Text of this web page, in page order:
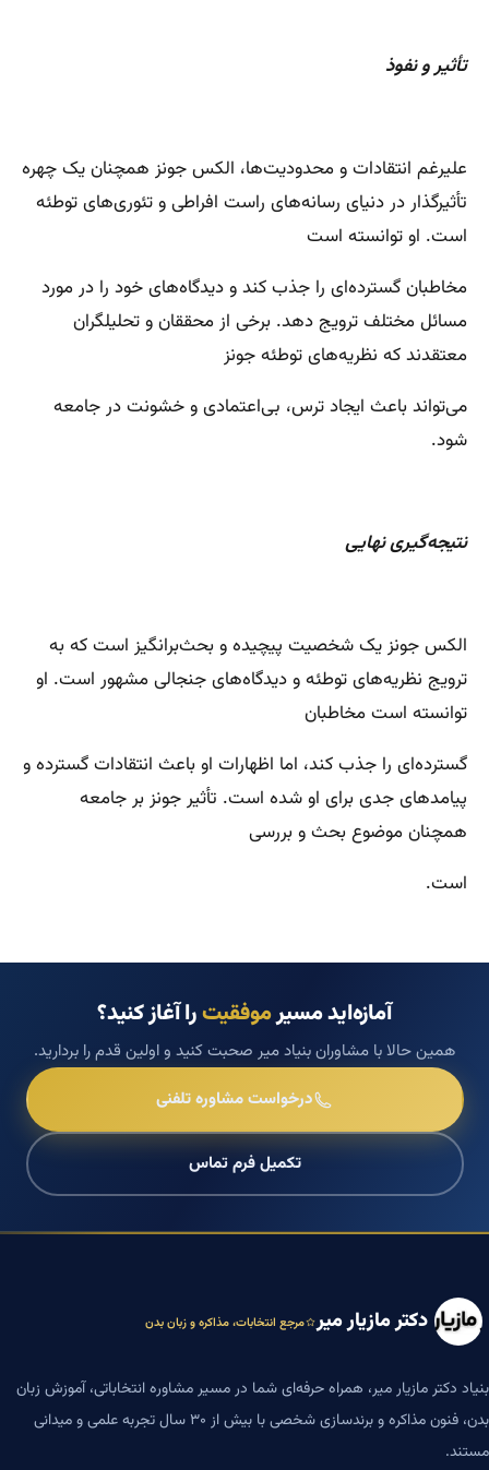
تأثیر و نفوذ
علیرغم انتقادات و محدودیت‌ها، الکس جونز همچنان یک چهره
تأثیرگذار در دنیای رسانه‌های راست افراطی و تئوری‌های توطئه
است. او توانسته است
مخاطبان گسترده‌ای را جذب کند و دیدگاه‌های خود را در مورد
مسائل مختلف ترویج دهد. برخی از محققان و تحلیلگران
معتقدند که نظریه‌های توطئه جونز
می‌تواند باعث ایجاد ترس، بی‌اعتمادی و خشونت در جامعه
شود.
نتیجه‌گیری نهایی
الکس جونز یک شخصیت پیچیده و بحث‌برانگیز است که به
ترویج نظریه‌های توطئه و دیدگاه‌های جنجالی مشهور است. او
توانسته است مخاطبان
گسترده‌ای را جذب کند، اما اظهارات او باعث انتقادات گسترده و
پیامدهای جدی برای او شده است. تأثیر جونز بر جامعه
همچنان موضوع بحث و بررسی
است.
آمازه‌اید مسیرموفقیترا آغاز کنید؟
همین حالا با مشاوران بنیاد میر صحبت کنید و اولین قدم را بردارید.
درخواست مشاوره تلفنی
تکمیل فرم تماس
دکتر مازیار میر مرجع انتخابات، مذاکره و زبان بدن
بنیاد دکتر مازیار میر، همراه حرفه‌ای شما در مسیر مشاوره انتخاباتی، آموزش زبان
بدن، فنون مذاکره و برندسازی شخصی با بیش از ۳۰ سال تجربه علمی و میدانی
مستند.